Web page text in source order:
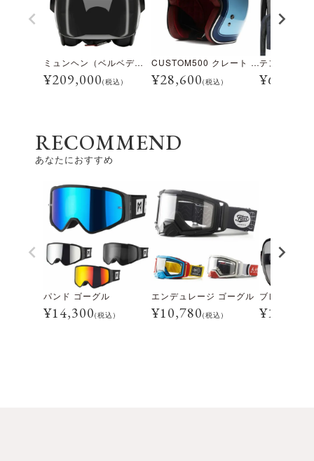
ミュンヘン（ベルベデーレ）
¥209,000(税込)
CUSTOM500 クレート アイスブルー
¥28,600(税込) ¥69,300
RECOMMEND
あなたにおすすめ
パンド ゴーグル
¥14,300(税込)
エンデュレージ ゴーグル
¥10,780(税込) ¥16,280